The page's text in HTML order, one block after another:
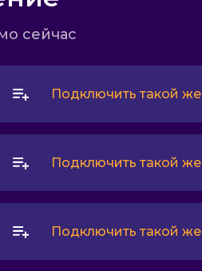
сейчас
Подключить такой же
Подключить такой же
Подключить такой же